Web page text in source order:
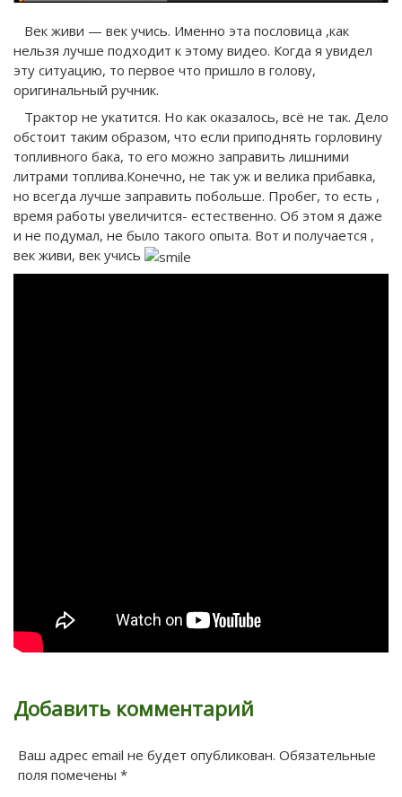
Век живи — век учись. Именно эта пословица ,как
нельзя лучше подходит к этому видео. Когда я увидел
эту ситуацию, то первое что пришло в голову,
оригинальный ручник.
Трактор не укатится. Но как оказалось, всё не так. Дело
обстоит таким образом, что если приподнять горловину
топливного бака, то его можно заправить лишними
литрами топлива.Конечно, не так уж и велика прибавка,
но всегда лучше заправить побольше. Пробег, то есть ,
время работы увеличится- естественно. Об этом я даже
и не подумал, не было такого опыта. Вот и получается ,
век живи, век учись
Добавить комментарий
Ваш адрес email не будет опубликован. Обязательные
поля помечены *